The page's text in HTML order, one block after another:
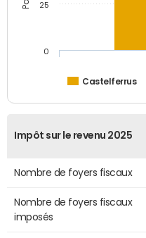
Castelferrus
0
25
Impôt sur le revenu 2025
Nombre de foyers fiscaux
Nombre de foyers fiscaux
imposés